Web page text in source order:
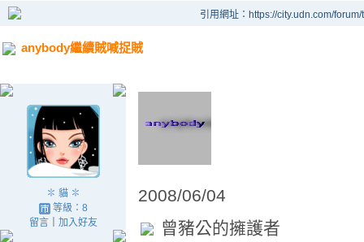
引用網址：https://city.udn.com/
anybody繼續賊喊捉賊
✽ 貓 ✽
等級：8
留言｜ 加入好友
2008/06/04
曾豬公的擁護者